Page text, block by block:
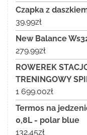
Czapka z
39.99zł
New Balance
279.99zł
ROWEREK
TRENINGOWY
1 699.00zł
Termos na
0,8L - polar blue
132.45zł